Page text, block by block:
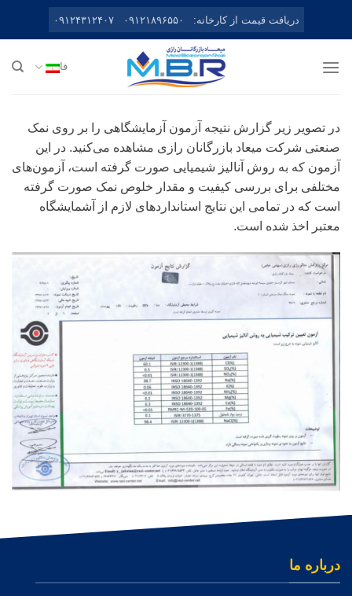
دریافت قیمت از کارخانه: ۰۹۱۲۱۸۹۶۵۵۰ ۰۹۱۲۴۳۱۲۴۰۷
فا
در تصویر زیر گزارش نتیجه آزمون آزمایشگاهی را بر روی نمک
صنعتی شرکت میعاد بازرگانان رازی مشاهده می‌کنید. در این
آزمون که به روش آنالیز شیمیایی صورت گرفته است، آزمون‌های
مختلفی برای بررسی کیفیت و مقدار خلوص نمک صورت گرفته
است که در تمامی این نتایج استانداردهای لازم از آشمایشگاه
معتبر اخذ شده است.
درباره ما